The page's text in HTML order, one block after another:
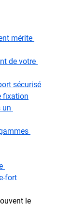
mérite
de votre
sécurisé
fixation
un
fort
le